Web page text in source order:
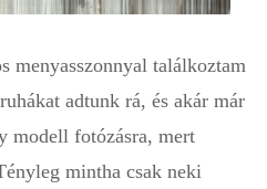
menyasszonnyal találkoztam
adtunk rá, és akár már
modell fotózásra, mert
mintha csak neki